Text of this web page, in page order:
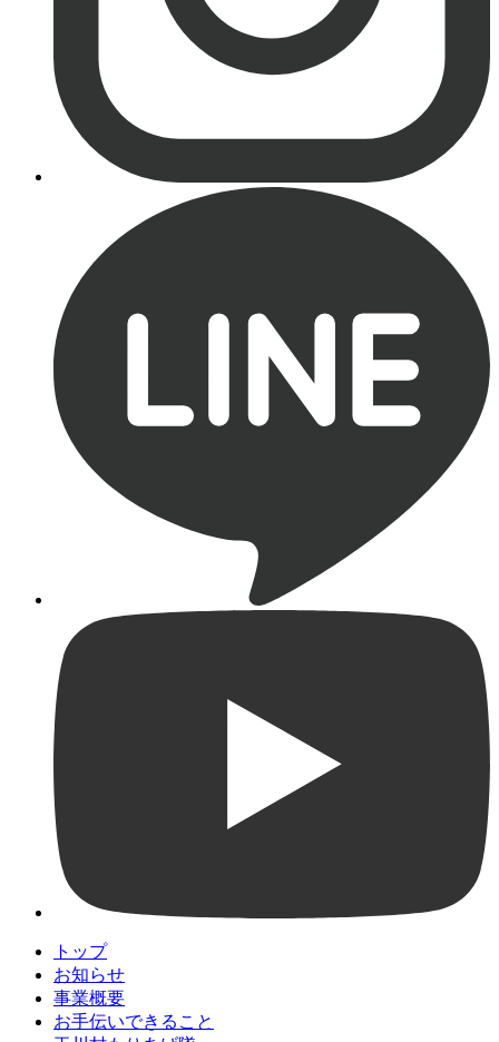
トップ
お知らせ
事業概要
お手伝いできること